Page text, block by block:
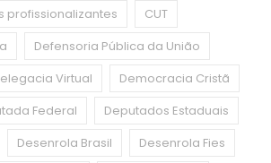
profissionalizantes
CUT
Defensoria Pública da União
Virtual
Democracia Cristã
Federal
Deputados Estaduais
Desenrola Brasil
Desenrola Fies